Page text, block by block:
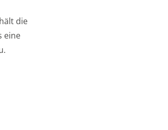
die
eine